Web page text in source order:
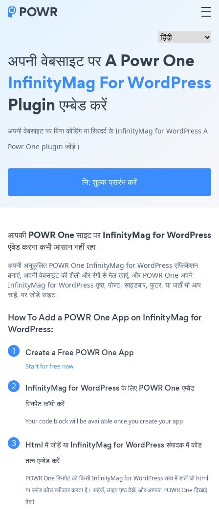
अपनी वेबसाइट पर A Powr One
InfinityMag For WordPress
Plugin एम्बेड करें
अपनी वेबसाइट पर बिना कोडिंग या सिरदर्द के InfinityMag for WordPress A
Powr One plugin जोड़ें।
नि: शुल्क प्रारंभ करें
आपकी POWR One साइट पर InfinityMag for WordPress
एंबेड करना कभी आसान नहीं रहा
अपनी अनुकूलित POWR One InfinityMag for WordPress एप्लिकेशन
बनाएं, अपनी वेबसाइट की शैली और रंगों से मेल खाएं, और POWR One अपने
InfinityMag for WordPress पृष्ठ, पोस्ट, साइडबार, फुटर, या जहाँ भी आप
चाहें, पर जोड़ें साइट।
How To Add a POWR One App on InfinityMag for
WordPress:
Create a Free POWR One App
Start for free now
InfinityMag for WordPress के लिए POWR One एम्बेड
स्निपेट कॉपी करें
Your code block will be available once you create your app
Html में जोड़ें या InfinityMag for WordPress संपादक में कोड
तत्व एम्बेड करें
POWR One स्निपेट को किसी InfinityMag for WordPress तत्व में डालें जो html
या एम्बेड कोड स्वीकार करता है। सहेजें, लाइव पृष्ठ देखें, और आपका POWR One दिखाई
देगा!